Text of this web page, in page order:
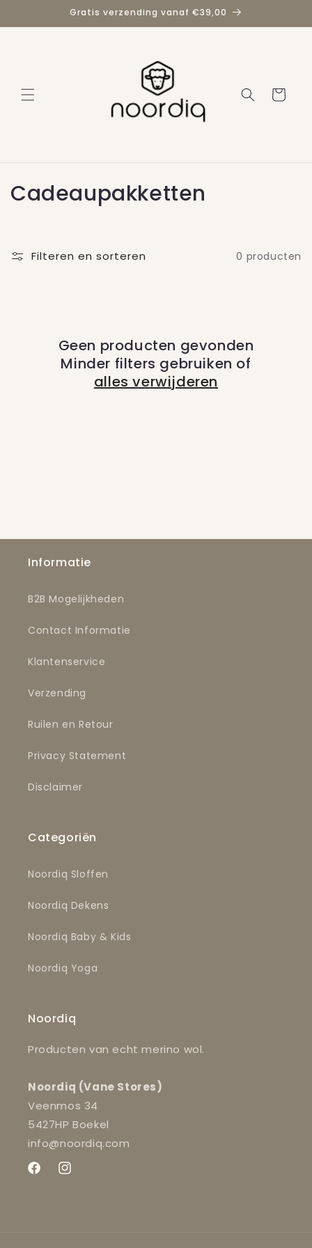
content
Gratis verzending vanaf €39,00
Winkelwagen
C
l
Cadeaupakketten
Filteren en sorteren 0 producten
Geen producten gevonden
Minder filters gebruiken of
alles verwijderen
Informatie
B2B Mogelijkheden
Contact Informatie
Klantenservice
Verzending
Ruilen en Retour
Privacy Statement
Disclaimer
Categoriën
Noordiq Sloffen
Noordiq Dekens
Noordiq Baby & Kids
Noordiq Yoga
Noordiq
Producten van echt merino wol.
Noordiq (Vane Stores)
Veenmos 34
5427HP Boekel
info@noordiq.com
FacebookInstagram